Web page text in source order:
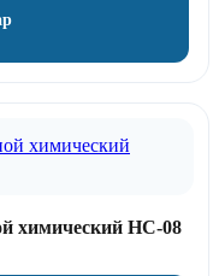
химический НС-08